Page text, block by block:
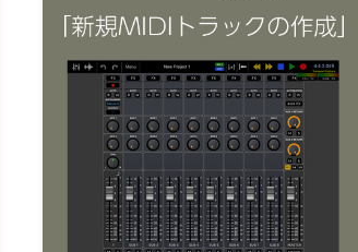
イ
ミ
ン
グ